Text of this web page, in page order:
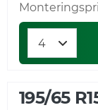
195/65